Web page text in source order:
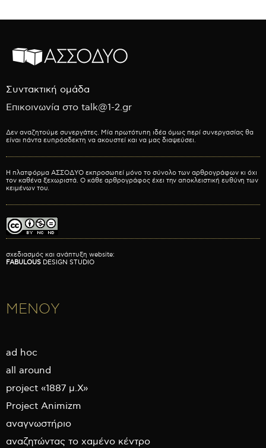
Συντακτική ομάδα
Επικοινωνία στο talk@1-2.gr
Δεν αναζητούμε συνεργάτες. Μία πρωτότυπη ιδέα όμως περί συνεργασίας θα
είναι πάντα ευπρόσδεκτη να ακουστεί και να μας διαψεύσει.
Η πλατφόρμα ΑΣΣΟΔΥΟ εκπροσωπεί μόνο το σύνολο των αρθρογράφων κι όχι
τον καθένα ξεχωριστά. Ο κάθε αρθρογράφος έχει την αποκλειστική ευθύνη των
κειμένων του.
σχεδιασμός και ανάπτυξη website:
FABULOUS DESIGN STUDIO
ΜΕΝΟΥ
ad hoc
all around
project «1887 μ.Χ»
Project Animizm
αναγνωστήριο
αναζητώντας το χαμένο κέντρο